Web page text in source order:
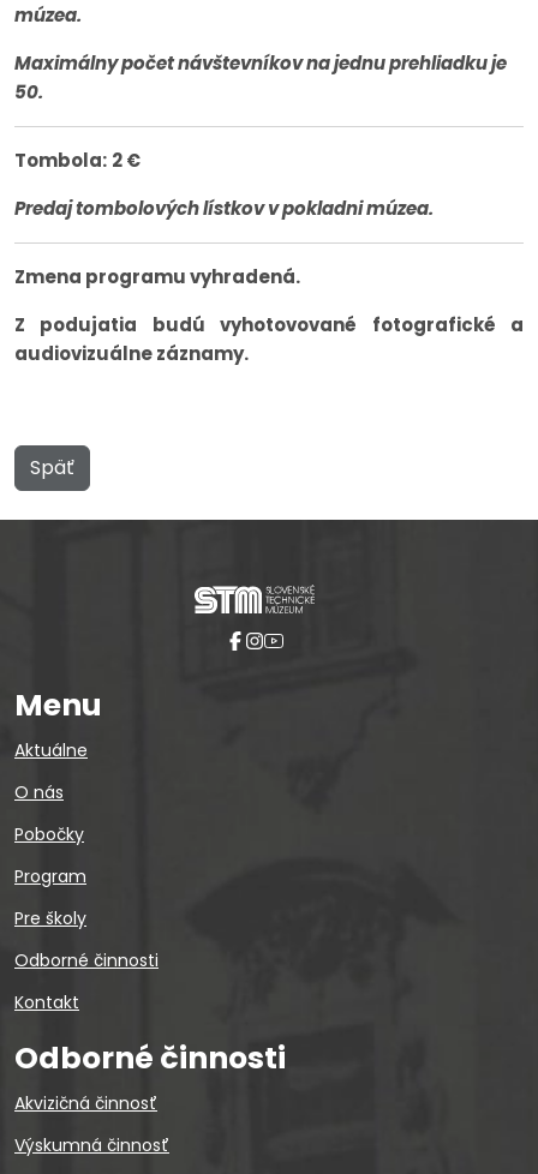
múzea.
Maximálny počet návštevníkov na jednu prehliadku je
50.
Tombola: 2 €
Predaj tombolových lístkov v pokladni múzea.
Zmena programu vyhradená.
Z podujatia budú vyhotovované fotografické a
audiovizuálne záznamy.
Späť
Menu
Aktuálne
O nás
Pobočky
Program
Pre školy
Odborné činnosti
Kontakt
Odborné činnosti
Akvizičná činnosť
Výskumná činnosť